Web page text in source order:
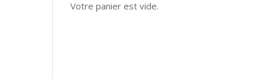
Votre panier est vide.